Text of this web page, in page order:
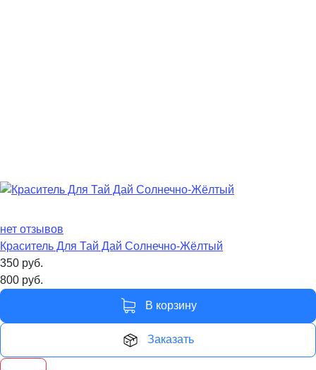
нет отзывов
Краситель Для Тай Дай Солнечно-Жёлтый
350 руб.
800 руб.
В корзину
Заказать